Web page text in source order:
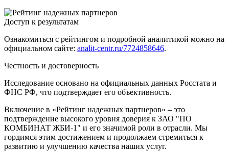
Доступ к результатам
Ознакомиться с рейтингом и подробной аналитикой можно на
официальном сайте: analit-centr.ru/7724858646.
Честность и достоверность
Исследование основано на официальных данных Росстата и
ФНС РФ, что подтверждает его объективность.
Включение в «Рейтинг надежных партнеров» – это
подтверждение высокого уровня доверия к ЗАО "ПО
КОМБИНАТ ЖБИ-1" и его значимой роли в отрасли. Мы
гордимся этим достижением и продолжаем стремиться к
развитию и улучшению качества наших услуг.